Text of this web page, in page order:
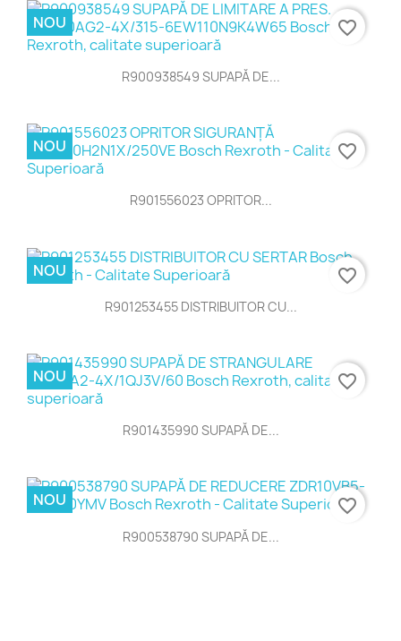
R900938549 SUPAPĂ DE...
NOU favorite_border
R901556023 OPRITOR...
NOU favorite_border
R901253455 DISTRIBUITOR CU...
NOU favorite_border
R901435990 SUPAPĂ DE...
NOU favorite_border
R900538790 SUPAPĂ DE...
NOU favorite_border